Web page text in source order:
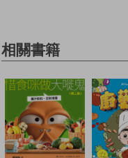
相關書籍